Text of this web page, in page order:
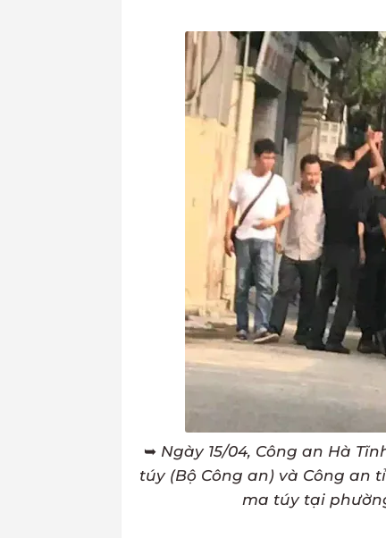
➥ Ngày 15/04, Công an Hà
túy (Bộ Công an) và Công an
ma túy tại